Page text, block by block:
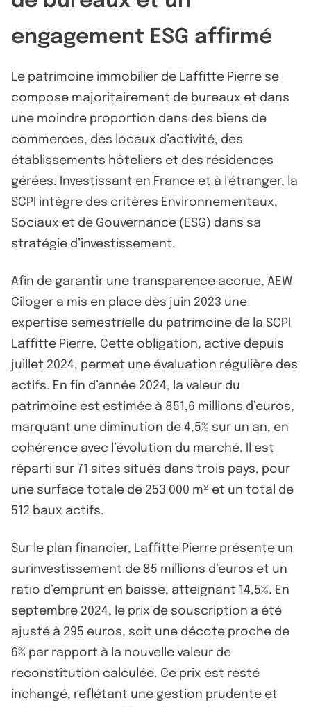
engagement ESG affirmé
Le patrimoine immobilier de Laffitte Pierre se
compose majoritairement de bureaux et dans
une moindre proportion dans des biens de
commerces, des locaux d’activité, des
établissements hôteliers et des résidences
gérées. Investissant en France et à l'étranger, la
SCPI intègre des critères Environnementaux,
Sociaux et de Gouvernance (ESG) dans sa
stratégie d’investissement.
Afin de garantir une transparence accrue, AEW
Ciloger a mis en place dès juin 2023 une
expertise semestrielle du patrimoine de la SCPI
Laffitte Pierre. Cette obligation, active depuis
juillet 2024, permet une évaluation régulière des
actifs. En fin d’année 2024, la valeur du
patrimoine est estimée à 851,6 millions d’euros,
marquant une diminution de 4,5% sur un an, en
cohérence avec l’évolution du marché. Il est
réparti sur 71 sites situés dans trois pays, pour
une surface totale de 253 000 m² et un total de
512 baux actifs.
Sur le plan financier, Laffitte Pierre présente un
surinvestissement de 85 millions d’euros et un
ratio d’emprunt en baisse, atteignant 14,5%. En
septembre 2024, le prix de souscription a été
ajusté à 295 euros, soit une décote proche de
6% par rapport à la nouvelle valeur de
reconstitution calculée. Ce prix est resté
inchangé, reflétant une gestion prudente et